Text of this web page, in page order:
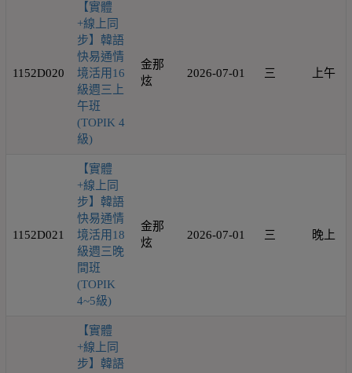
1152D020
【實體
+線上同
步】韓語
快易通情
境活用16
級週三上
午班
(TOPIK 4
級)
金那
炫
2026-07-01 三 上午
1152D021
【實體
+線上同
步】韓語
快易通情
境活用18
級週三晚
間班
(TOPIK
4~5級)
金那
炫
2026-07-01 三 晚上
【實體
+線上同
步】韓語